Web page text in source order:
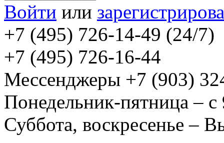
Войти или
+7 (495) 726-14-49 (24/7)
+7 (495) 726-16-44
Мессенджеры +7 (903)
Понедельник-пятница –
Суббота, воскресенье –